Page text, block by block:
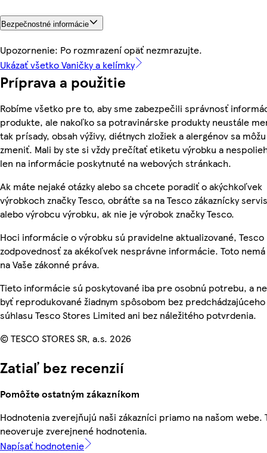
Bezpečnostné informácie
Upozornenie: Po rozmrazení opäť nezmrazujte.
Ukázať všetko Vaničky a kelímky
Príprava a použitie
Robíme všetko pre to, aby sme zabezpečili správnosť
produkte, ale nakoľko sa potravinárske produkty neustále
tak prísady, obsah výživy, diétnych zložiek a alergénov sa môžu
zmeniť. Mali by ste si vždy prečítať etiketu výrobku a
len na informácie poskytnuté na webových stránkach.
Ak máte nejaké otázky alebo sa chcete poradiť o akýchkoľvek
výrobkoch značky Tesco, obráťte sa na Tesco zákaznícky
alebo výrobcu výrobku, ak nie je výrobok značky Tesco.
Hoci informácie o výrobku sú pravidelne aktualizované, Tesco
zodpovednosť za akékoľvek nesprávne informácie. Toto
na Vaše zákonné práva.
Tieto informácie sú poskytované iba pre osobnú potrebu, a
byť reprodukované žiadnym spôsobom bez predchádzajúceho
súhlasu Tesco Stores Limited ani bez náležitého potvrdenia.
© TESCO STORES SR, a.s. 2026
Zatiaľ bez recenzií
Pomôžte ostatným zákazníkom
Hodnotenia zverejňujú naši zákazníci priamo na našom webe.
neoveruje zverejnené hodnotenia.
Napísať hodnotenie